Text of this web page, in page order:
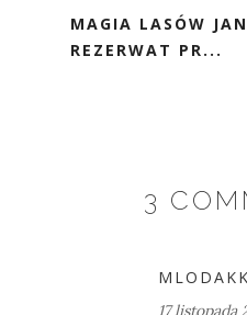
MAGIA LASÓW
REZERWAT PR...
3
MLODAKK
17 listopada